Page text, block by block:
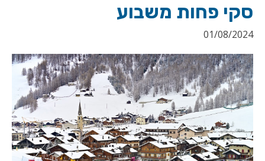
סקי פחות משבוע
01/08/2024